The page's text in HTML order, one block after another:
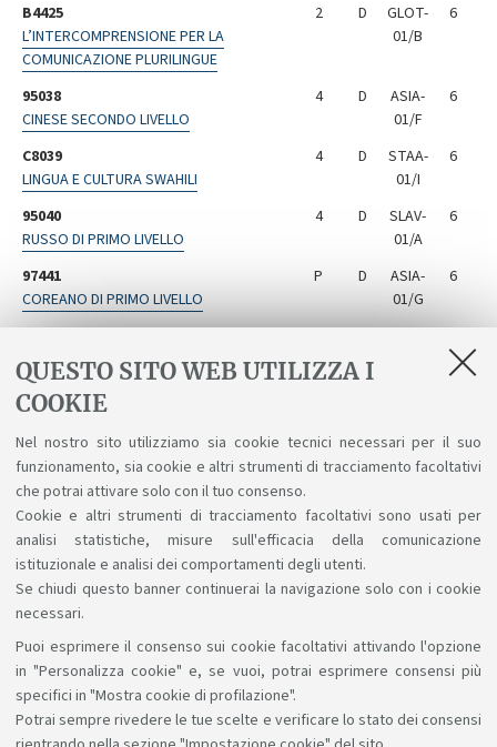
QUESTO SITO WEB UTILIZZA I
COOKIE
Nel nostro sito utilizziamo sia cookie tecnici necessari per il suo
funzionamento, sia cookie e altri strumenti di tracciamento facoltativi
che potrai attivare solo con il tuo consenso.
Cookie e altri strumenti di tracciamento facoltativi sono usati per
analisi statistiche, misure sull'efficacia della comunicazione
istituzionale e analisi dei comportamenti degli utenti.
Se chiudi questo banner continuerai la navigazione solo con i cookie
necessari.
Puoi esprimere il consenso sui cookie facoltativi attivando l'opzione
in "Personalizza cookie" e, se vuoi, potrai esprimere consensi più
specifici in "Mostra cookie di profilazione".
Potrai sempre rivedere le tue scelte e verificare lo stato dei consensi
B4425
L’INTERCOMPRENSIONE PER LA
COMUNICAZIONE PLURILINGUE
2 D
GLOT-
01/B
6
95038
CINESE SECONDO LIVELLO
4 D
ASIA-
01/F
6
C8039
LINGUA E CULTURA SWAHILI
4 D
STAA-
01/I
6
95040
RUSSO DI PRIMO LIVELLO
4 D
SLAV-
01/A
6
97441
COREANO DI PRIMO LIVELLO
P D
ASIA-
01/G
6
HINDI DI PRIMO LIVELLO
B0889
COREANO DI SECONDO LIVELLO
95039
HINDI DI SECONDO LIVELLO
S D
ASIA-
01/D
Sosteniamo il diritto alla conoscenza
Seguici su: